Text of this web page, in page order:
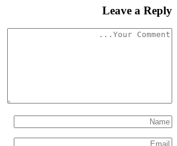
Leave a Reply